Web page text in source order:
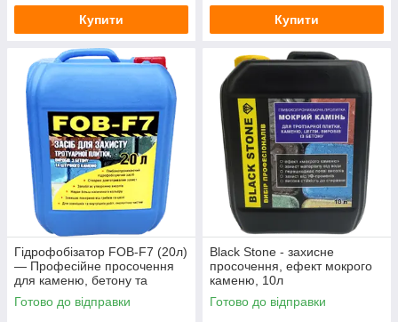
Купити Купити
Гідрофобізатор FOB-F7 (20л)
— Професійне просочення
для каменю, бетону та
тротуарної плитки (захист від
висолів)
Готово до відправки
Black Stone - захисне
просочення, ефект мокрого
каменю, 10л
Готово до відправки